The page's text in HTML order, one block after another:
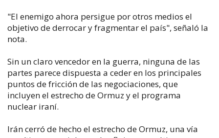
"El enemigo ahora persigue por otros medios el
objetivo de derrocar y fragmentar el país", señaló la
nota.
Sin un claro vencedor en la guerra, ninguna de las
partes parece dispuesta a ceder en los principales
puntos de fricción de las negociaciones, que
incluyen el estrecho de Ormuz y el programa
nuclear iraní.
Irán cerró de hecho el estrecho de Ormuz, una vía